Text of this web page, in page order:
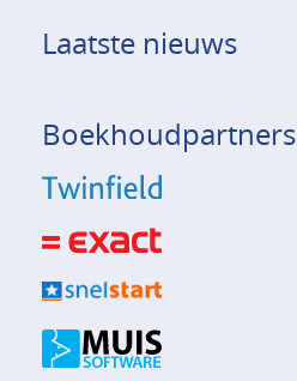
Laatste nieuws
Boekhoudpartners